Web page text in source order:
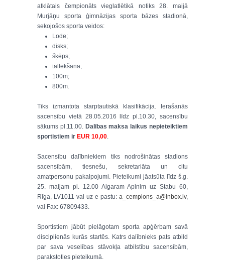
atklātais čempionāts vieglatlētikā notiks 28. maijā
Murjāņu sporta ģimnāzijas sporta bāzes stadionā,
sekojošos sporta veidos:
Lode;
disks;
šķēps;
tāllēkšana;
100m;
800m.
Tiks izmantota starptautiskā klasifikācija. Ierašanās
sacensību vietā 28.05.2016 līdz pl.10.30, sacensību
sākums pl.11.00. Dalības maksa laikus nepieteiktiem
sportistiem ir EUR 10,00.
Sacensību dalībniekiem tiks nodrošinātas stadions
sacensībām, tiesnešu, sekretariāta un citu
amatpersonu pakalpojumi. Pieteikumi jāatsūta līdz š.g.
25. maijam pl. 12.00 Aigaram Apinim uz Stabu 60,
Rīga, LV1011 vai uz e-pastu: a_cempions_a@inbox.lv,
vai Fax: 67809433.
Sportistiem jābūt pielāgotam sporta apģērbam savā
disciplienās kurās startēs. Katrs dalībnieks pats atbild
par sava veselības stāvokļa atbilstību sacensībām,
parakstoties pieteikumā.